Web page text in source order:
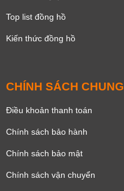
Top list đồng hồ
Kiến thức đồng hồ
CHÍNH SÁCH CHUNG
Điều khoản thanh toán
Chính sách bảo hành
Chính sách bảo mật
Chính sách vận chuyển